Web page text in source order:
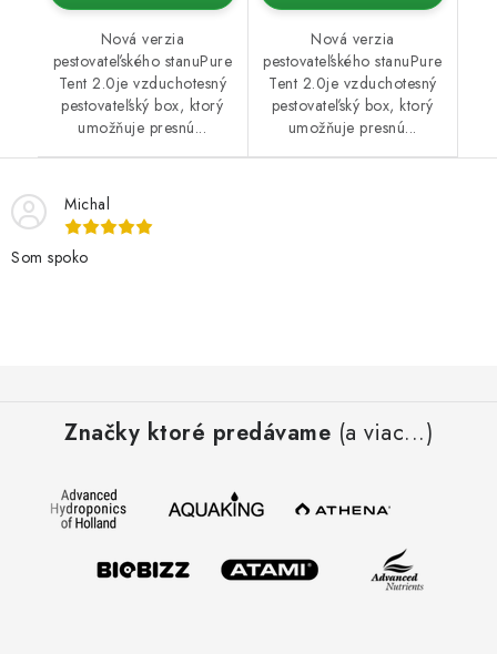
Nová verzia
pestovateľského stanuPure
Tent 2.0je vzduchotesný
pestovateľský box, ktorý
umožňuje presnú...
Nová verzia
pestovateľského stanuPure
Tent 2.0je vzduchotesný
pestovateľský box, ktorý
umožňuje presnú...
Michal
Som spoko
Značky ktoré predávame (a viac...)